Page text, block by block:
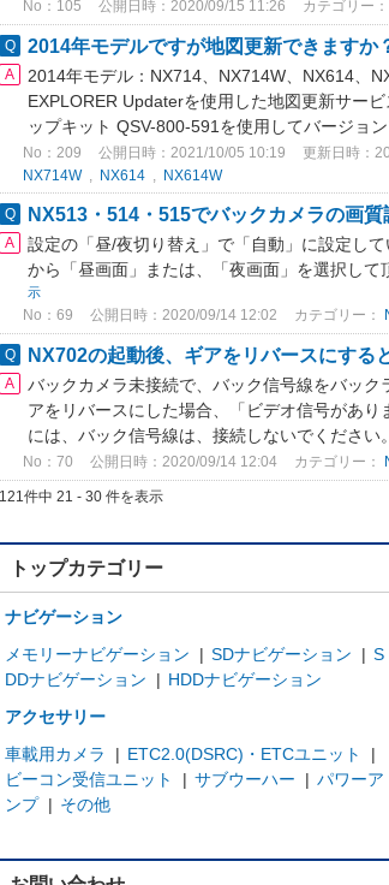
No：105 公開日時：2020/09/15 11:26 カテゴリー：
2014年モデルですが地図更新できますか
2014年モデル：NX714、NX714W、NX614、
EXPLORER Updaterを使用した地図更新サー
ップキット QSV-800-591を使用してバージョ
No：209 公開日時：2021/10/05 10:19 更新日時：
NX714W, NX614 , NX614W
NX513・514・515でバックカメラの画質
設定の「昼/夜切り替え」で「自動」に設定し
から「昼画面」または、「夜画面」を選択し
示
No：69 公開日時：2020/09/14 12:02 カテゴリー：
NX702の起動後、ギアをリバースにする
バックカメラ未接続で、バック信号線をバッ
アをリバースにした場合、「ビデオ信号があ
には、バック信号線は、接続しないでください
No：70 公開日時：2020/09/14 12:04 カテゴリー：
121件中 21 - 30 件を表示
トップカテゴリー
ナビゲーション
メモリーナビゲーション
| SDナビゲーション | S
DDナビゲーション
| HDDナビゲーション
アクセサリー
車載用カメラ
| ETC2.0(DSRC)・ETCユニット
|
ビーコン受信ユニット
| サブウーハー | パワーア
ンプ | その他